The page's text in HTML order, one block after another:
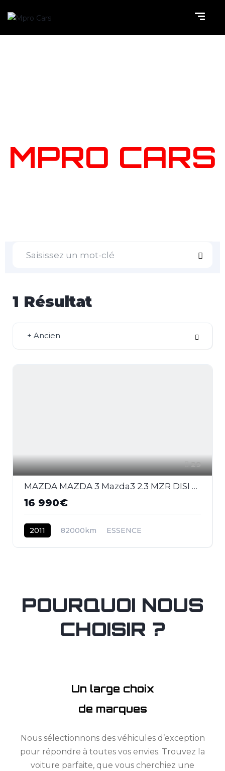
MPRO CARS
1 Résultat
+ Ancien
29
MAZDA MAZDA 3 Mazda3 2.3 MZR DISI Turbo - 260 2009 BERLINE MPS PHASE 1
16 990€
2011 82000km ESSENCE
POURQUOI NOUS
CHOISIR ?
Un large choix
de marques
Nous sélectionnons des véhicules d’exception
pour répondre à toutes vos envies. Trouvez la
voiture parfaite, que vous cherchiez une